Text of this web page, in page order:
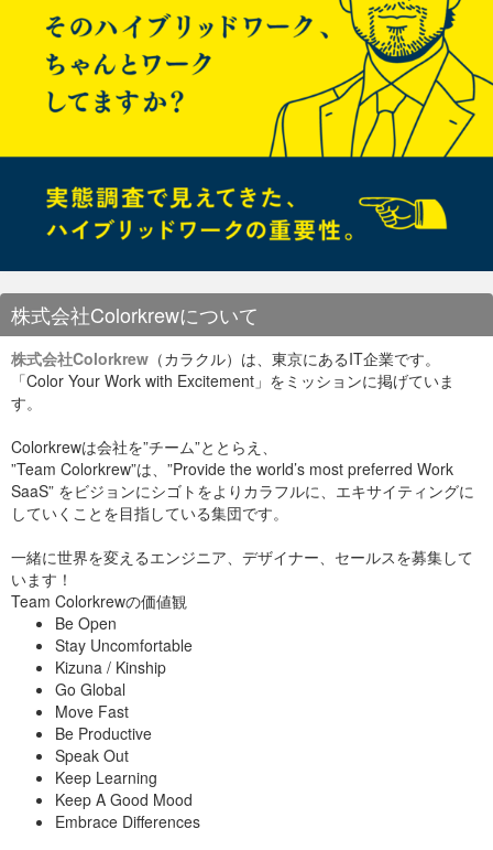
株式会社Colorkrewについて
株式会社Colorkrew （カラクル）は、東京にあるIT企業です。
「Color Your Work with Excitement」をミッションに掲げていま
す。
Colorkrewは会社を”チーム”ととらえ、
”Team Colorkrew”は、”Provide the world’s most preferred Work
SaaS” をビジョンにシゴトをよりカラフルに、エキサイティングに
していくことを目指している集団です。
一緒に世界を変えるエンジニア、デザイナー、セールスを募集して
います！
Team Colorkrewの価値観
Be Open
Stay Uncomfortable
Kizuna / Kinship
Go Global
Move Fast
Be Productive
Speak Out
Keep Learning
Keep A Good Mood
Embrace Differences